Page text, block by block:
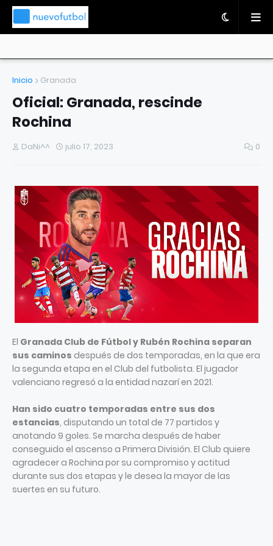
Inicio Granada
Oficial: Granada, rescinde
Rochina
DaNi^^ julio 17, 2023 0
El Granada Club de Fútbol y Rubén Rochina separan
sus caminos después de dos temporadas, en la que era
la segunda etapa en el Club del futbolista. El jugador
valenciano regresó a la entidad nazarí en 2021.
Han sido cuatro temporadas entre sus dos
estancias, disputando un total de 77 partidos y
anotando 9 goles. Se marcha después de haber
conseguido el ascenso a Primera División. El Club quiere
agradecer a Rochina por su compromiso y actitud
durante sus dos etapas y le desea la mayor de las
suertes en su futuro.